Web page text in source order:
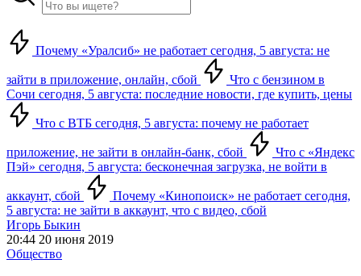
Почему «Уралсиб» не работает сегодня, 5 августа: не
зайти в приложение, онлайн, сбой
Что с бензином в
Сочи сегодня, 5 августа: последние новости, где купить, цены
Что с ВТБ сегодня, 5 августа: почему не работает
приложение, не зайти в онлайн-банк, сбой
Что с «Яндекс
Пэй» сегодня, 5 августа: бесконечная загрузка, не войти в
аккаунт, сбой
Почему «Кинопоиск» не работает сегодня,
5 августа: не зайти в аккаунт, что с видео, сбой
Игорь Быкин
20:44 20 июня 2019
Общество